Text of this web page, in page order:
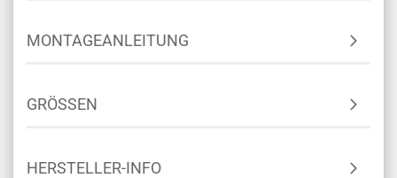
MONTAGEANLEITUNG
GRÖSSEN
HERSTELLER-INFO